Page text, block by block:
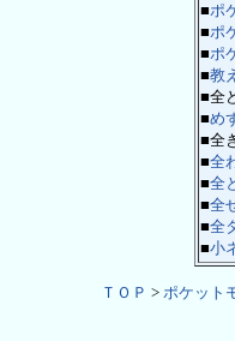
■ポ
■ポ
■ポ
■教
■全
■め
■全
■全
■全
■全
■全
■小
ＴＯＰ > ポケット